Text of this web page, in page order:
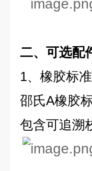
二、可选配
1、橡胶标准
邵氏A橡胶
包含可追溯